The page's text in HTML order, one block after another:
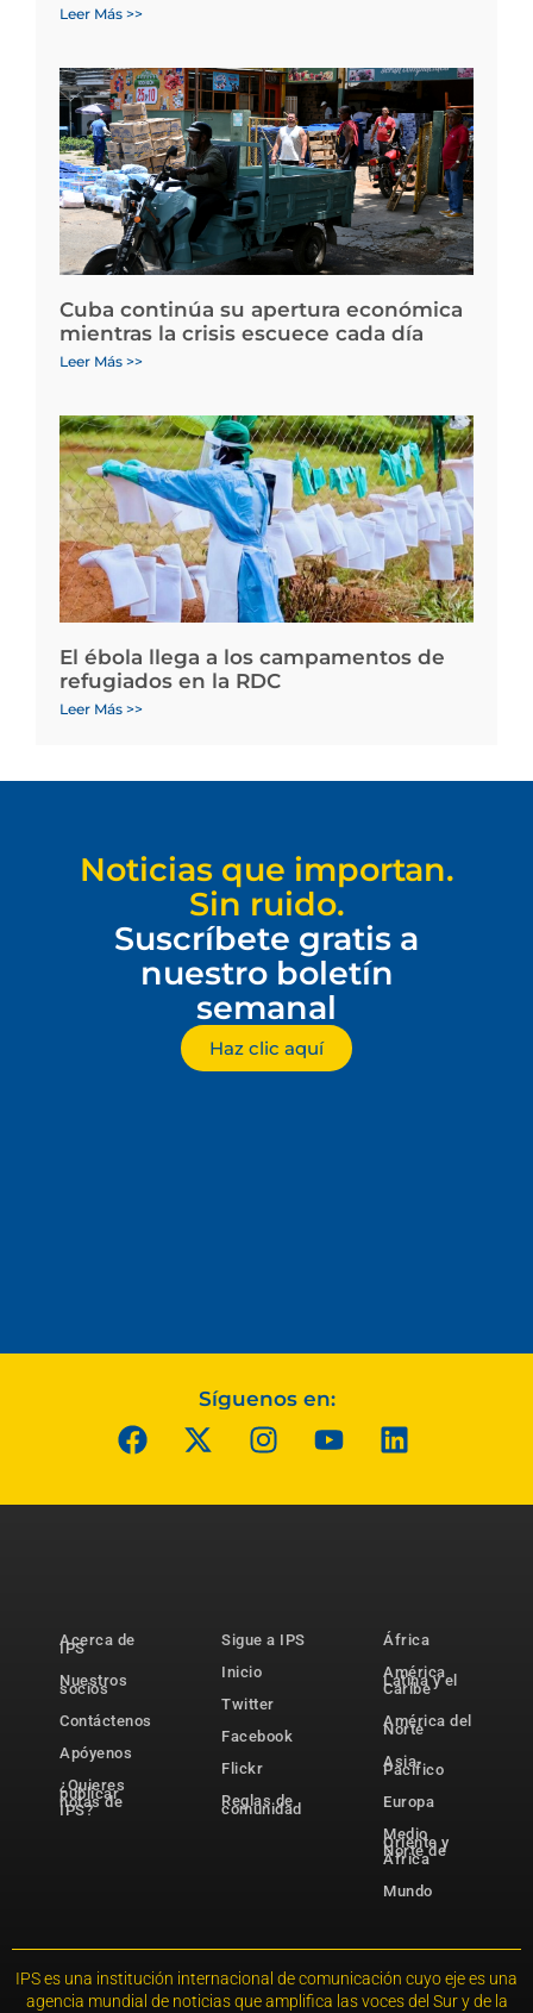
Leer Más >>
Cuba continúa su apertura económica
mientras la crisis escuece cada día
Leer Más >>
El ébola llega a los campamentos de
refugiados en la RDC
Leer Más >>
Noticias que importan.
Sin ruido.
Suscríbete gratis a
nuestro boletín
semanal
Haz clic aquí
Síguenos en:
Acerca de
IPS
Nuestros
socios
Contáctenos
Apóyenos
¿Quieres
publicar
notas de
IPS?
Sigue a IPS
Inicio
Twitter
Facebook
Flickr
Reglas de
comunidad
África
América
Latina y el
Caribe
América del
Norte
Asia-
Pacífico
Europa
Medio
Oriente y
Norte de
África
Mundo
IPS es una institución internacional de comunicación cuyo eje es una
agencia mundial de noticias que amplifica las voces del Sur y de la